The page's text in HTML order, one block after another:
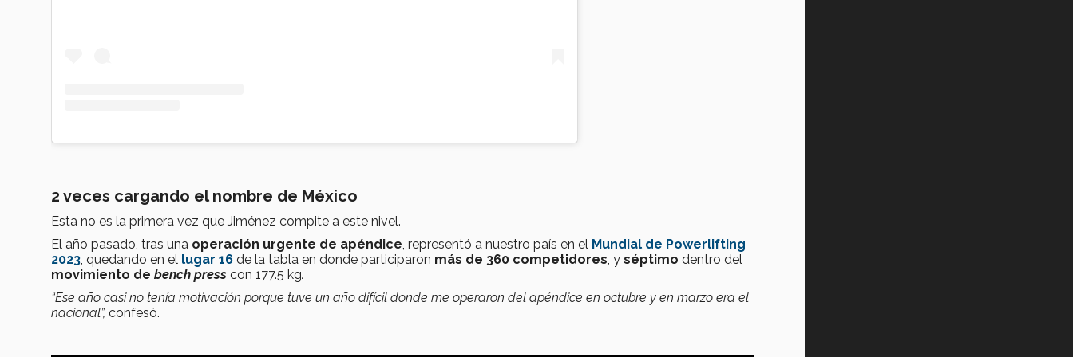
2 veces cargando el nombre de México
Esta no es la primera vez que Jiménez compite a este nivel.
El año pasado, tras una operación urgente de apéndice, representó a nuestro país en el Mundial de Powerlifting
2023, quedando en el lugar 16 de la tabla en donde participaron más de 360 competidores, y séptimo dentro del
movimiento de bench press con 177.5 kg.
“Ese año casi no tenía motivación porque tuve un año difícil donde me operaron del apéndice en octubre y en marzo era el
nacional”, confesó.